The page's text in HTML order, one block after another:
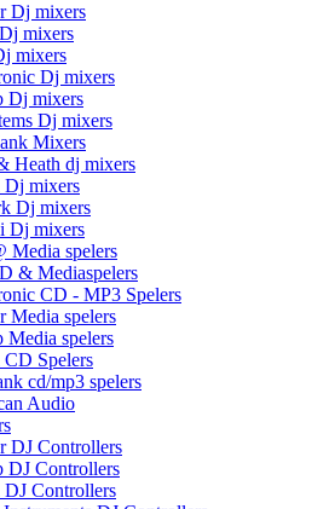
Dj mixers
mixers
mixers
Dj mixers
Dj mixers
Dj mixers
Mixers
Heath dj mixers
Dj mixers
Dj mixers
Dj mixers
Media spelers
& Mediaspelers
CD - MP3 Spelers
Media spelers
Media spelers
Spelers
cd/mp3 spelers
Audio
DJ Controllers
DJ Controllers
DJ Controllers